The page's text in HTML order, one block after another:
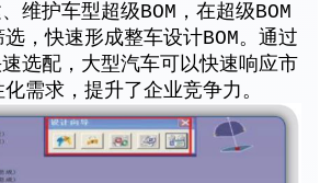
维护车型超级BOM，在超级BOM
，快速形成整车设计BOM。通过
速选配，大型汽车可以快速响应市
需求，提升了企业竞争力。